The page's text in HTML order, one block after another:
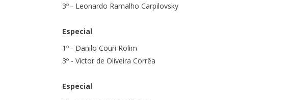
3º - Leonardo Ramalho Carpilovsky
Especial
1º - Danilo Couri Rolim
3º - Victor de Oliveira Corrêa
Especial